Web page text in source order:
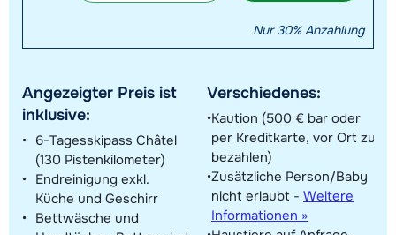
Nur 30% Anzahlung
Angezeigter Preis ist
inklusive:
6-Tagesskipass Châtel
(130 Pistenkilometer)
Endreinigung exkl.
Küche und Geschirr
Bettwäsche und
Verschiedenes:
Kaution (500 € bar oder
per Kreditkarte, vor Ort zu
bezahlen)
Zusätzliche Person/Baby
nicht erlaubt - Weitere
Informationen »